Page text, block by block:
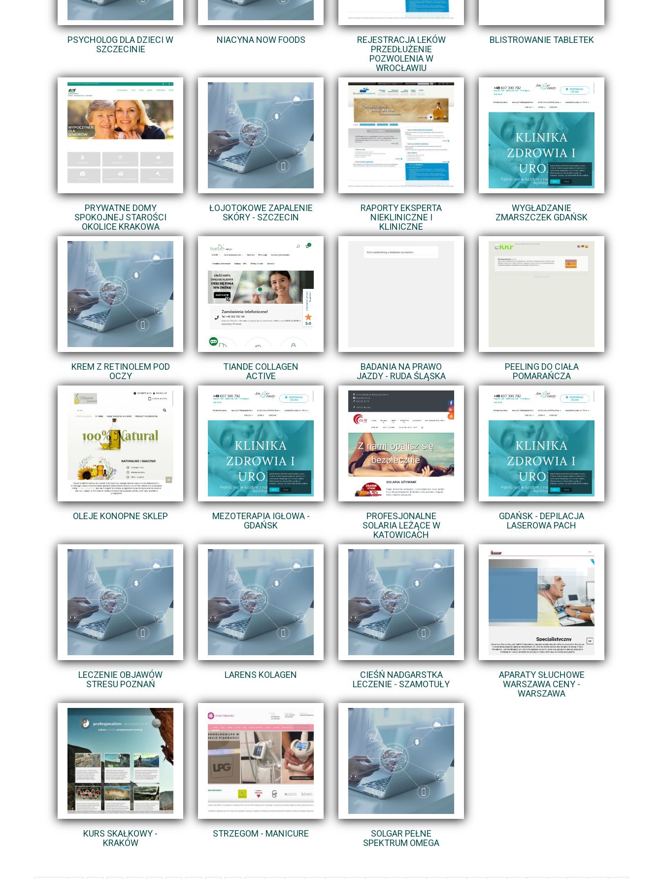
PSYCHOLOG DLA DZIECI W
SZCZECINIE
NIACYNA NOW FOODS
REJESTRACJA LEKÓW
PRZEDŁUŻENIE
POZWOLENIA W
WROCŁAWIU
BLISTROWANIE TABLETEK
PRYWATNE DOMY
SPOKOJNEJ STAROŚCI
OKOLICE KRAKOWA
ŁOJOTOKOWE ZAPALENIE
SKÓRY - SZCZECIN
RAPORTY EKSPERTA
NIEKLINICZNE I
KLINICZNE
WYGŁADZANIE
ZMARSZCZEK GDAŃSK
KREM Z RETINOLEM POD
OCZY
TIANDE COLLAGEN
ACTIVE
BADANIA NA PRAWO
JAZDY - RUDA ŚLĄSKA
PEELING DO CIAŁA
POMARAŃCZA
OLEJE KONOPNE SKLEP
MEZOTERAPIA IGŁOWA -
GDAŃSK
PROFESJONALNE
SOLARIA LEŻĄCE W
KATOWICACH
GDAŃSK - DEPILACJA
LASEROWA PACH
LECZENIE OBJAWÓW
STRESU POZNAŃ
LARENS KOLAGEN
CIEŚŃ NADGARSTKA
LECZENIE - SZAMOTUŁY
APARATY SŁUCHOWE
WARSZAWA CENY -
WARSZAWA
KURS SKAŁKOWY -
KRAKÓW
STRZEGOM - MANICURE
SOLGAR PEŁNE
SPEKTRUM OMEGA